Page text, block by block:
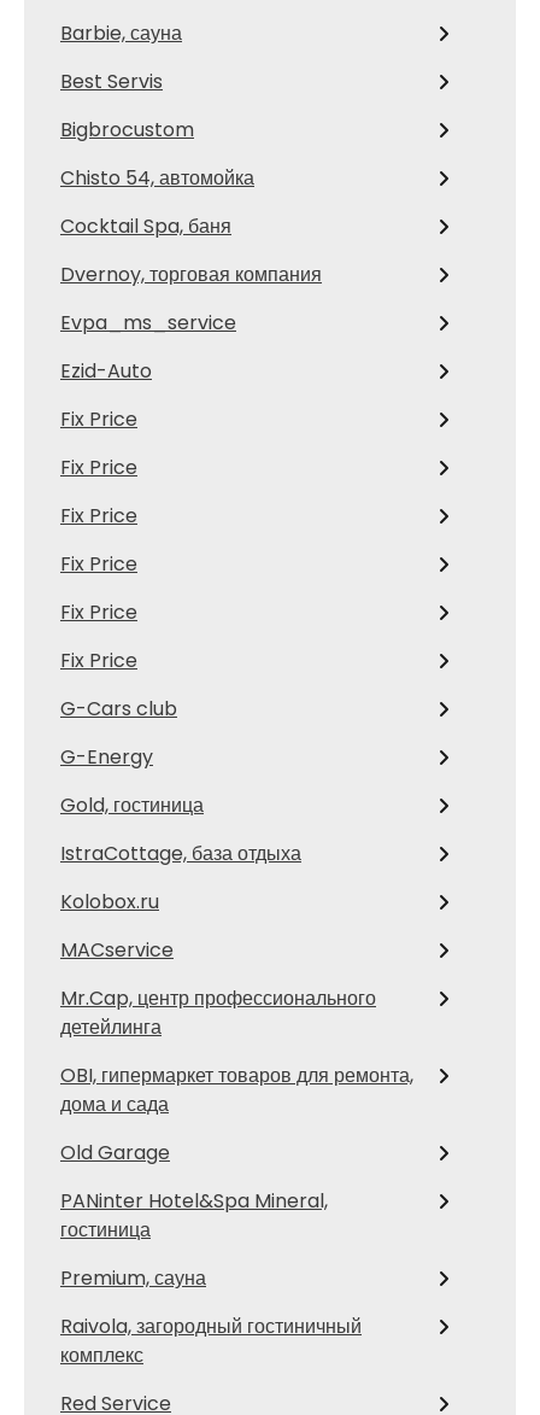
Barbie, сауна
Best Servis
Bigbrocustom
Chisto 54, автомойка
Cocktail Spa, баня
Dvernoy, торговая компания
Evpa_ms_service
Ezid-Auto
Fix Price
Fix Price
Fix Price
Fix Price
Fix Price
Fix Price
G-Cars club
G-Energy
Gold, гостиница
IstraCottage, база отдыха
Kolobox.ru
MACservice
Mr.Cap, центр профессионального
детейлинга
OBI, гипермаркет товаров для ремонта,
дома и сада
Old Garage
PANinter Hotel&Spa Mineral,
гостиница
Premium, сауна
Raivola, загородный гостиничный
комплекс
Red Service